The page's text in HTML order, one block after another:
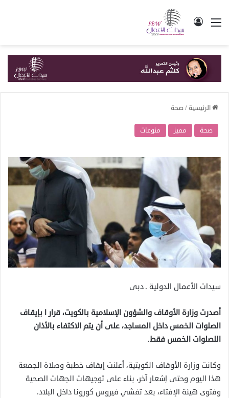
القائمة تسجيل الدخول
الرئيسية/صحة
صحة مميز منوعات
سيدات الأعمال الدولية ـ دبى
أصدرت وزارة الأوقاف والشؤون الإسلامية بالكويت، قرار ا بإيقاف
الصلوات الخمس داخل المساجد، على أن يتم الاكتفاء بالأذان
اللصلوات الخمس فقط.
وكانت وزارة الأوقاف الكويتية، أعلنت إيقاف خطبة وصلاة الجمعة
هذا اليوم وحتى إشعار آخر، بناء على توجيهات الجهات الصحية
وفتوى هيئة الإفتاء، بعد تفشي فيروس كورونا داخل البلاد.